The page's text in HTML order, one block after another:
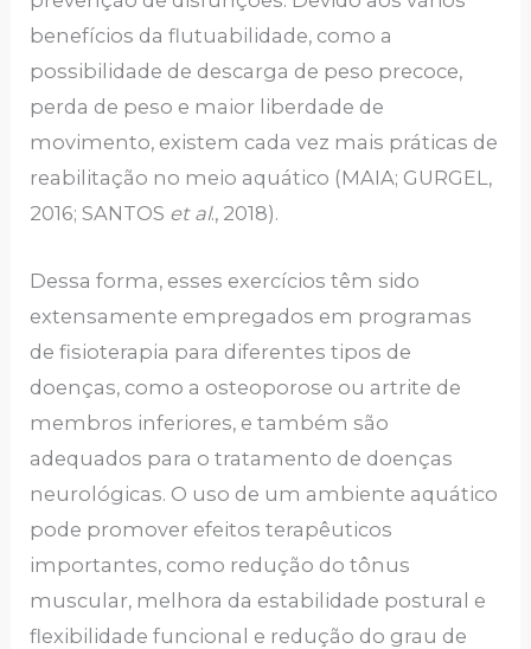
benefícios da flutuabilidade, como a
possibilidade de descarga de peso precoce,
perda de peso e maior liberdade de
movimento, existem cada vez mais práticas de
reabilitação no meio aquático (MAIA; GURGEL,
2016; SANTOS et al., 2018).
Dessa forma, esses exercícios têm sido
extensamente empregados em programas
de fisioterapia para diferentes tipos de
doenças, como a osteoporose ou artrite de
membros inferiores, e também são
adequados para o tratamento de doenças
neurológicas. O uso de um ambiente aquático
pode promover efeitos terapêuticos
importantes, como redução do tônus
muscular, melhora da estabilidade postural e
flexibilidade funcional e redução do grau de